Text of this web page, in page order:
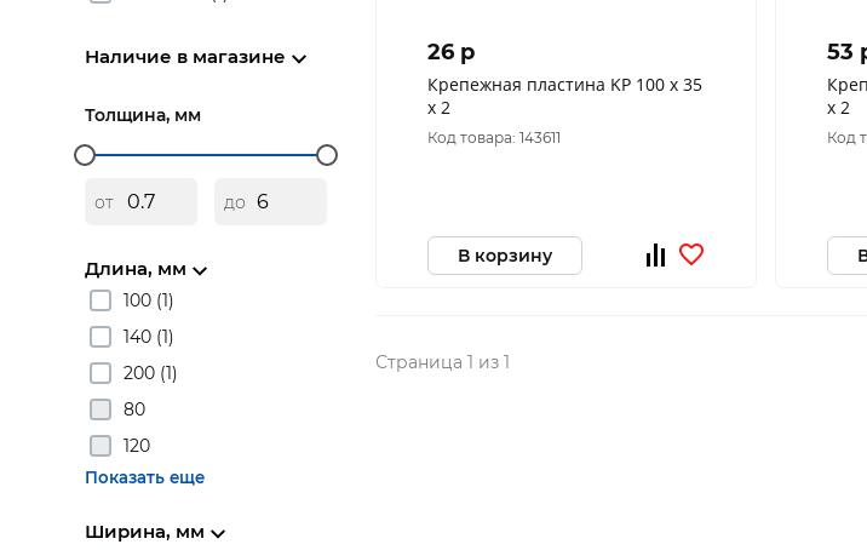
Наличие в магазине
Толщина, мм
от до
Длина, мм
100 (1)
140 (1)
200 (1)
80
120
Показать еще
Ширина, мм
26 p
Крепежная пластина KP 100 х 35
х 2
Код товара: 143611
В корзину
53
х 2
Код
Страница 1 из 1